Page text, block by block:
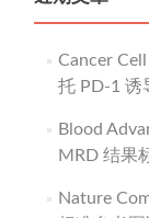
Cancer
托 PD-1 诱
Blood
MRD 结果
Nature